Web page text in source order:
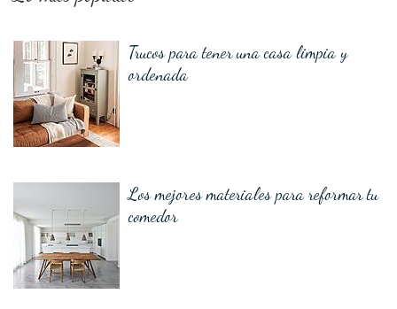
Trucos para tener una casa limpia y
ordenada
Los mejores materiales para reformar tu
comedor